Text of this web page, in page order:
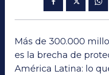
Más de 300.000
es la brecha de
América Latina: lo